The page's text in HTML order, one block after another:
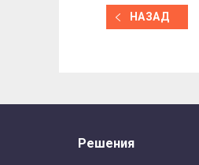
НАЗАД
Решения